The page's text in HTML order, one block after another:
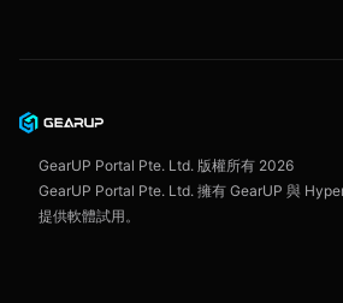
使用者協定
GearUP Portal Pte. Ltd. 版權所有 2026
GearUP Portal Pte. Ltd. 擁有 GearUP 與
提供軟體試用。